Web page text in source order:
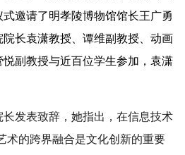
邀请了明孝陵博物馆馆长王广勇
长袁潇教授、谭维副教授、动画
副教授与近百位学生参加，袁潇
长发表致辞，她指出，在信息技术
术的跨界融合是文化创新的重要